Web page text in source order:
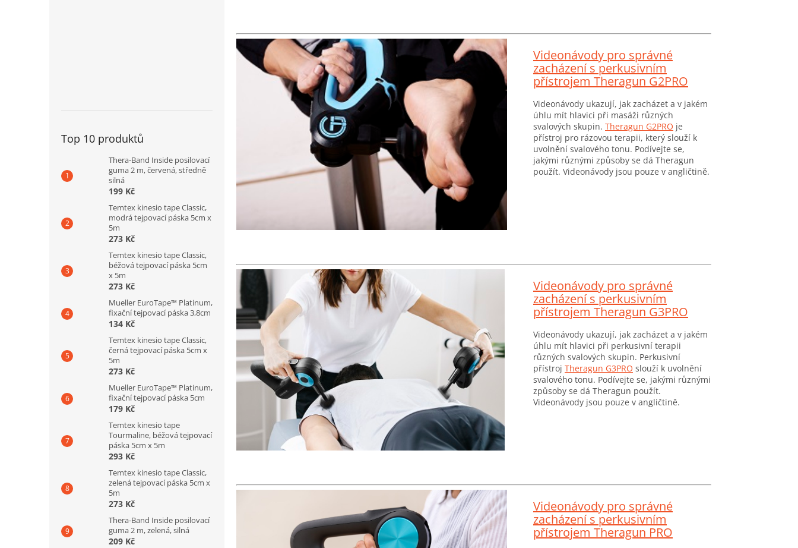
Top 10 produktů
Thera-Band Inside posilovací
guma 2 m, červená, středně
silná
199 Kč
Temtex kinesio tape Classic,
modrá tejpovací páska 5cm x
5m
273 Kč
Temtex kinesio tape Classic,
béžová tejpovací páska 5cm
x 5m
273 Kč
Mueller EuroTape™ Platinum,
fixační tejpovací páska 3,8cm
134 Kč
Temtex kinesio tape Classic,
černá tejpovací páska 5cm x
5m
273 Kč
Mueller EuroTape™ Platinum,
fixační tejpovací páska 5cm
179 Kč
Temtex kinesio tape
Tourmaline, béžová tejpovací
páska 5cm x 5m
293 Kč
Temtex kinesio tape Classic,
zelená tejpovací páska 5cm x
5m
273 Kč
Thera-Band Inside posilovací
guma 2 m, zelená, silná
209 Kč
Videonávody pro správné
zacházení s perkusivním
přístrojem Theragun G2PRO
Videonávody ukazují, jak zacházet a v jakém
úhlu mít hlavici při masáži různých
svalových skupin. Theragun G2PRO je
přístroj pro rázovou terapii, který slouží k
uvolnění svalového tonu. Podívejte se,
jakými různými způsoby se dá Theragun
použít. Videonávody jsou pouze v angličtině.
Videonávody pro správné
zacházení s perkusivním
přístrojem Theragun G3PRO
Videonávody ukazují, jak zacházet a v jakém
úhlu mít hlavici při perkusivní terapii
různých svalových skupin. Perkusivní
přístroj Theragun G3PRO slouží k uvolnění
svalového tonu. Podívejte se, jakými různými
způsoby se dá Theragun použít.
Videonávody jsou pouze v angličtině.
Videonávody pro správné
zacházení s perkusivním
přístrojem Theragun PRO